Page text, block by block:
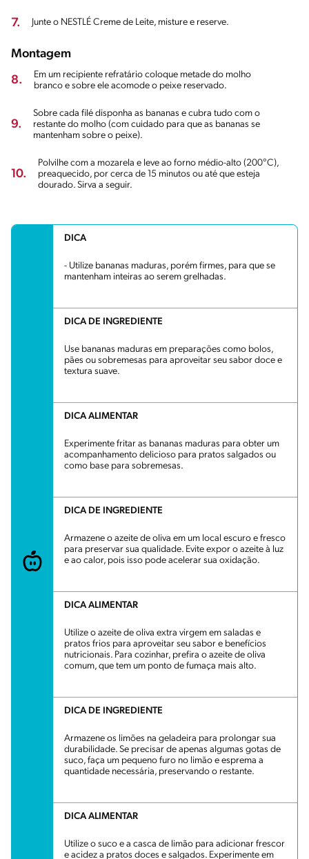
7. Junte o NESTLÉ Creme de Leite, misture e reserve.
Montagem
8.
Em um recipiente refratário coloque metade do molho
branco e sobre ele acomode o peixe reservado.
9.
Sobre cada filé disponha as bananas e cubra tudo com o
restante do molho (com cuidado para que as bananas se
mantenham sobre o peixe).
10.
Polvilhe com a mozarela e leve ao forno médio-alto (200°C),
preaquecido, por cerca de 15 minutos ou até que esteja
dourado. Sirva a seguir.
DICA
- Utilize bananas maduras, porém firmes, para que se
mantenham inteiras ao serem grelhadas.
DICA DE INGREDIENTE
Use bananas maduras em preparações como bolos,
pães ou sobremesas para aproveitar seu sabor doce e
textura suave.
DICA ALIMENTAR
Experimente fritar as bananas maduras para obter um
acompanhamento delicioso para pratos salgados ou
como base para sobremesas.
DICA DE INGREDIENTE
Armazene o azeite de oliva em um local escuro e fresco
para preservar sua qualidade. Evite expor o azeite à luz
e ao calor, pois isso pode acelerar sua oxidação.
DICA ALIMENTAR
Utilize o azeite de oliva extra virgem em saladas e
pratos frios para aproveitar seu sabor e benefícios
nutricionais. Para cozinhar, prefira o azeite de oliva
comum, que tem um ponto de fumaça mais alto.
DICA DE INGREDIENTE
Armazene os limões na geladeira para prolongar sua
durabilidade. Se precisar de apenas algumas gotas de
suco, faça um pequeno furo no limão e esprema a
quantidade necessária, preservando o restante.
DICA ALIMENTAR
Utilize o suco e a casca de limão para adicionar frescor
e acidez a pratos doces e salgados. Experimente em